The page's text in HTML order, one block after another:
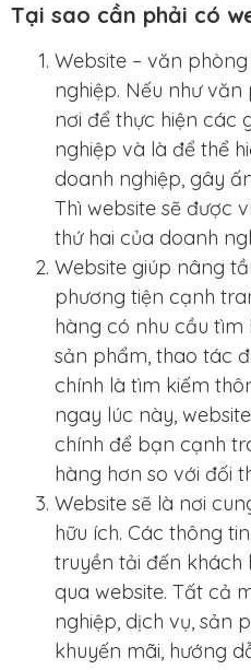
Tại sao cần phải có
Website – văn
nghiệp. Nếu như
nơi để thực hiện các
nghiệp và là để thể
doanh nghiệp, gây
Thì website sẽ được
thứ hai của doanh
Website giúp nâng
phương tiện cạnh
hàng có nhu cầu
sản phẩm, thao tác
chính là tìm kiếm
ngay lúc này,
chính để bạn cạnh
hàng hơn so với đối
Website sẽ là nơi
hữu ích. Các thông
truyền tải đến khách
qua website. Tất cả
nghiệp, dịch vụ, sản
khuyến mãi, hướng